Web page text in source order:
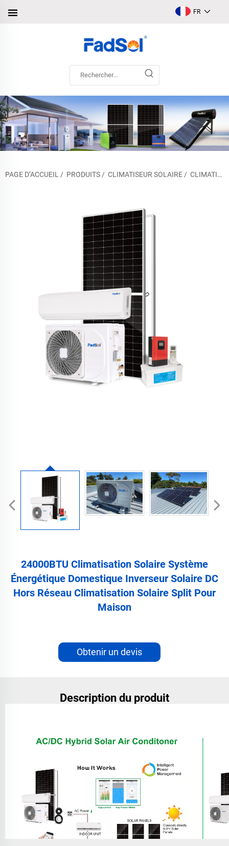
FR
PAGE D’ACCUEIL / PRODUITS / CLIMATISEUR SOLAIRE / CLIMATISEUR SOLAIRE HORS RÉSEAU
24000BTU Climatisation Solaire Système
Énergétique Domestique Inverseur Solaire DC
Hors Réseau Climatisation Solaire Split Pour
Maison
Obtenir un devis
Description du produit